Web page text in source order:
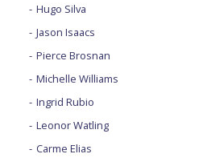
Hugo Silva
Jason Isaacs
Pierce Brosnan
Michelle Williams
Ingrid Rubio
Leonor Watling
Carme Elias